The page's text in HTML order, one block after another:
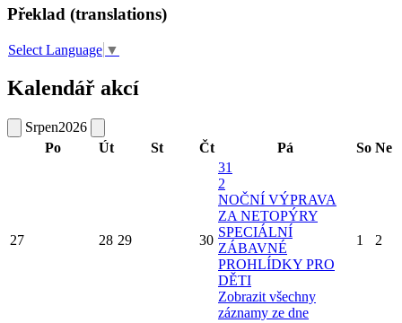
Překlad (translations)
Select Language ▼
Kalendář akcí
Srpen2026
Po
Út St Čt Pá So Ne
27 28 29 30
31
2
NOČNÍ VÝPRAVA
ZA NETOPÝRY
SPECIÁLNÍ
ZÁBAVNÉ
PROHLÍDKY PRO
DĚTI
Zobrazit všechny
záznamy ze dne
1 2